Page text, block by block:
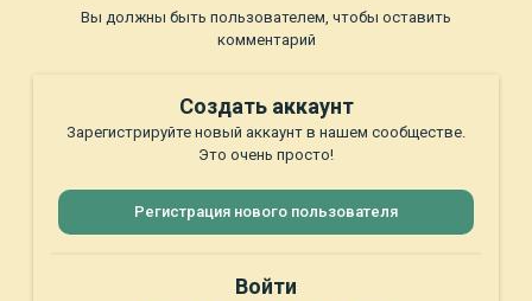
Вы должны быть пользователем, чтобы оставить
комментарий
Создать аккаунт
Зарегистрируйте новый аккаунт в нашем сообществе.
Это очень просто!
Регистрация нового пользователя
Войти